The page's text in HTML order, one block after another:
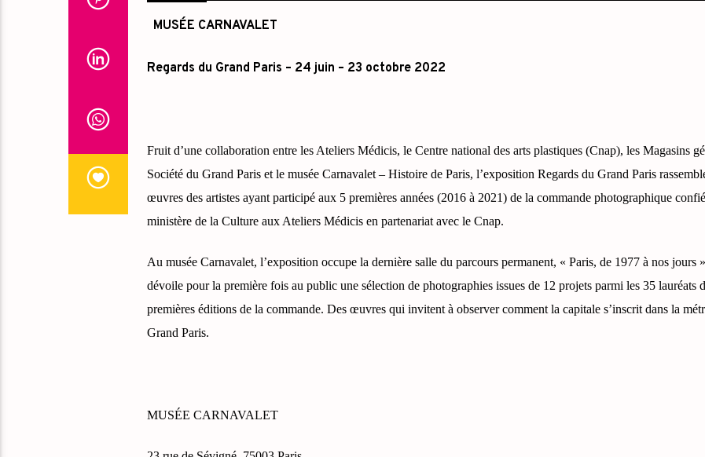
MUSÉE CARNAVALET
Regards du Grand Paris – 24 juin – 23 octobre 2022
Fruit d’une collaboration entre les Ateliers Médicis, le Centre national des arts plastiques (Cnap), les Magasins
Société du Grand Paris et le musée Carnavalet – Histoire de Paris, l’exposition Regards du Grand Paris
œuvres des artistes ayant participé aux 5 premières années (2016 à 2021) de la commande photographique
ministère de la Culture aux Ateliers Médicis en partenariat avec le Cnap.
Au musée Carnavalet, l’exposition occupe la dernière salle du parcours permanent, « Paris, de 1977 à nos jours
dévoile pour la première fois au public une sélection de photographies issues de 12 projets parmi les 35 lauréats
premières éditions de la commande. Des œuvres qui invitent à observer comment la capitale s’inscrit dans la
Grand Paris.
MUSÉE CARNAVALET